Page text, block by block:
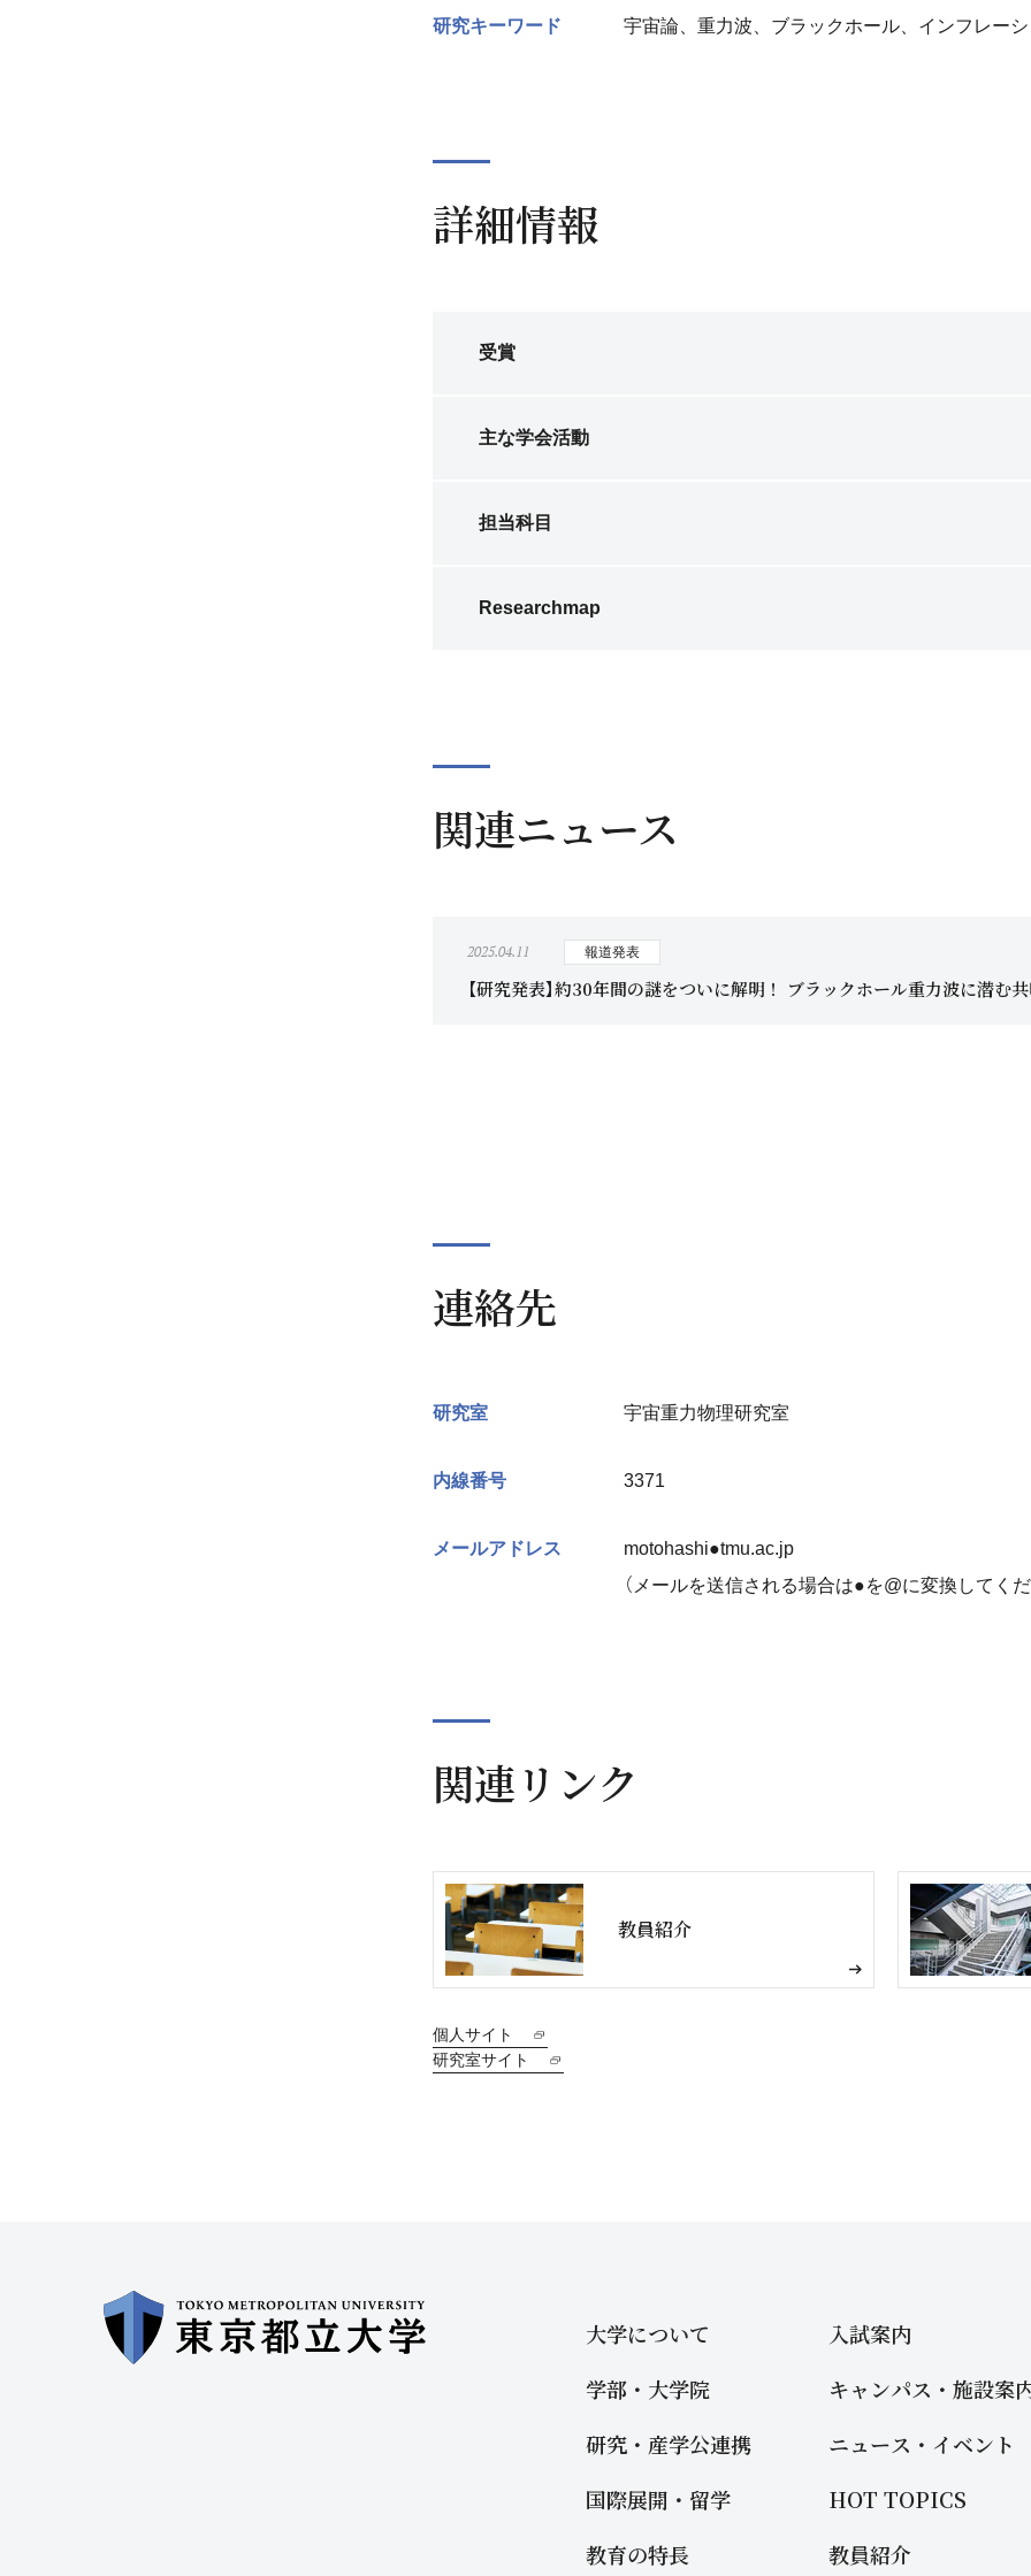
研究キーワード 宇宙論、重力波、ブラックホール、インフレー
詳細情報
受賞
主な学会活動
担当科目
Researchmap
関連ニュース
2025.04.11 報道発表
【研究発表】約30年間の謎をついに解明！ ブラックホール重力波に潜む
連絡先
研究室 宇宙重力物理研究室
内線番号 3371
メールアドレス
motohashi●tmu.ac.jp
（メールを送信される場合は●を@に変換してくだ
関連リンク
教員紹介
個人サイト
研究室サイト
大学について
学部・大学院
研究・産学公連携
国際展開・留学
教育の特長
入試案内
キャンパス・施設案
ニュース・イベント
HOT TOPICS
教員紹介